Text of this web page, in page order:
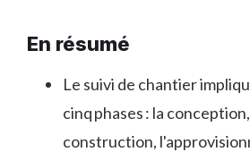
En résumé
Le suivi de chantier
cinq phases : la
construction,